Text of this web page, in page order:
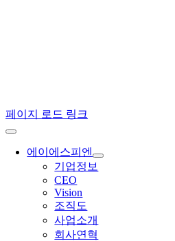
페이지 로드 링크
에이에스피엔
기업정보
CEO
Vision
조직도
사업소개
회사연혁